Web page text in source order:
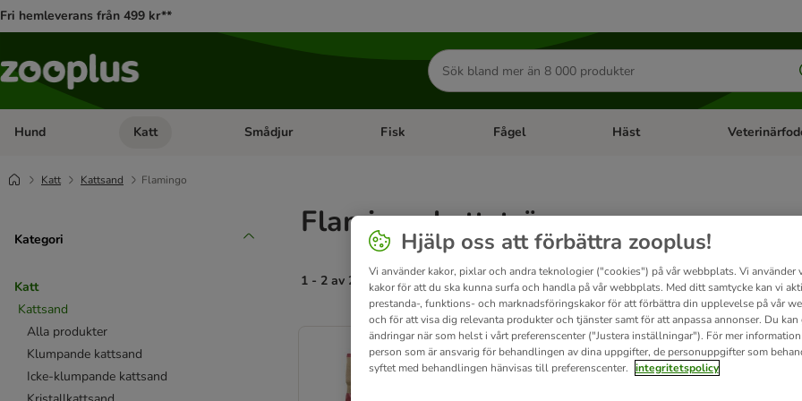
Fri hemleverans från 499 kr**
Sök
efter
produkter
Hund Open category menu: Hund
Katt Open category menu: Katt
Smådjur Open category menu: Smådjur
Fisk Open category menu: Fisk
Fågel Open category menu: Fågel
Häst Open category
Katt Kattsand Flamingo
Kategori
Katt
Kattsand
Alla produkter
Klumpande kattsand
Icke-klumpande kattsand
Flamingo kattströ
1 - 2 av 2 resultat
product items have been changed
Hjälp oss att förbättra zooplus!
Vi använder kakor, pixlar och andra teknologier ("cookies") på vår webbplats. Vi använder
kakor för att du ska kunna surfa och handla på vår webbplats. Med ditt samtycke kan vi
prestanda-, funktions- och marknadsföringskakor för att förbättra din upplevelse på vår
och för att visa dig relevanta produkter och tjänster samt för att anpassa annonser. Du kan
ändringar när som helst i vårt preferenscenter ("Justera inställningar"). För mer
person som är ansvarig för behandlingen av dina uppgifter, de personuppgifter som
syftet med behandlingen hänvisas till preferenscenter. integritetspolicy